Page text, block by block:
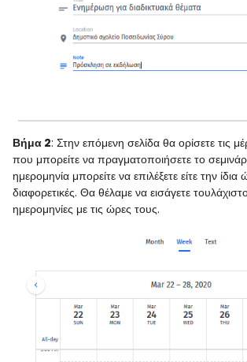
Βήμα 2: Στην επόμενη σελίδα θα ορίσετε τις
που μπορείτε να πραγματοποιήσετε το
ημερομηνία μπορείτε να επιλέξετε είτε την ίδια
διαφορετικές. Θα θέλαμε να εισάγετε
ημερομηνίες με τις ώρες τους.